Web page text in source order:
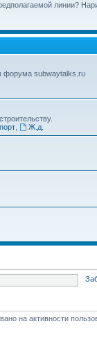
линии?
форума subwaytalks.ru
, Ж.д.
на активности